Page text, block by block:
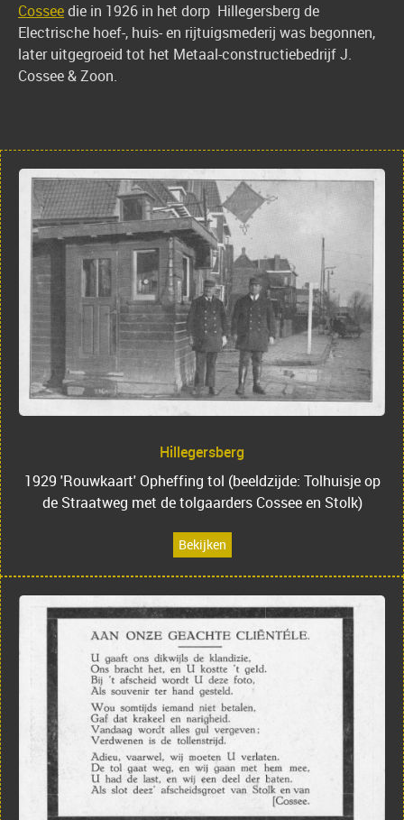
Cosseedie in 1926 in het dorp Hillegersberg de
Electrische hoef-, huis- en rijtuigsmederij was begonnen,
later uitgegroeid tot het Metaal-constructiebedrijf J.
Cossee & Zoon.
Hillegersberg
1929 'Rouwkaart' Opheffing tol (beeldzijde: Tolhuisje op
de Straatweg met de tolgaarders Cossee en Stolk)
Bekijken